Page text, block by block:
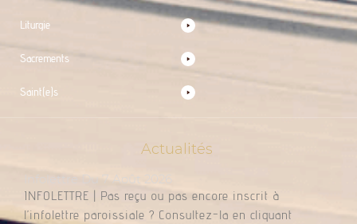
Liturgie
Sacrements
Saint(e)s
Actualités
Infolettre Du 7 Août 2026
INFOLETTRE | Pas reçu ou pas encore inscrit à
l’infolettre paroissiale ? Consultez-la en cliquant